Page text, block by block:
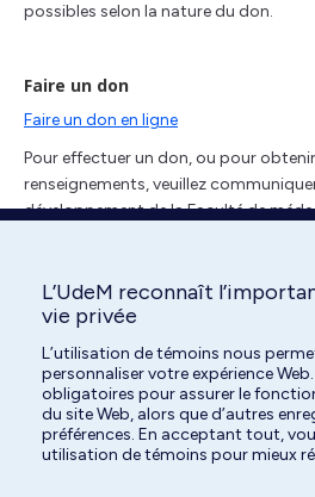
possibles selon la nature du don.
Faire un don
Faire un don en ligne
Pour effectuer un don, ou pour
renseignements, veuillez
développement de la Faculté de
spécifier à quel secteur ou service
s’il y a lieu.
L’UdeM reconnaît
vie privée
L’utilisation de témoins nous
personnaliser votre expérience
obligatoires pour assurer le
du site Web, alors que d’autres
préférences. En acceptant tout,
utilisation de témoins pour mieux